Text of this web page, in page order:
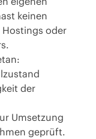
keinen
oder
der
Umsetzung
geprüft.